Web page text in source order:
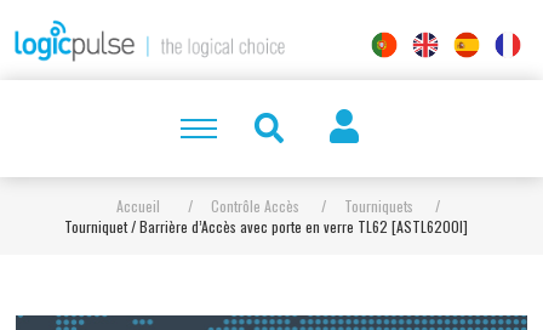
Accueil / Contrôle Accès / Tourniquets
/
Tourniquet / Barrière d’Accès avec porte en verre TL62 [ASTL6200I]